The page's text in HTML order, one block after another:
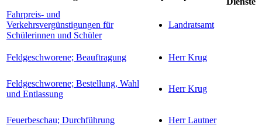
Fahrpreis- und
Verkehrsvergünstigungen für
Schülerinnen und Schüler
Landratsamt
Feldgeschworene; Beauftragung Herr Krug
Feldgeschworene; Bestellung, Wahl
und Entlassung
Herr Krug
Feuerbeschau; Durchführung Herr Lautner